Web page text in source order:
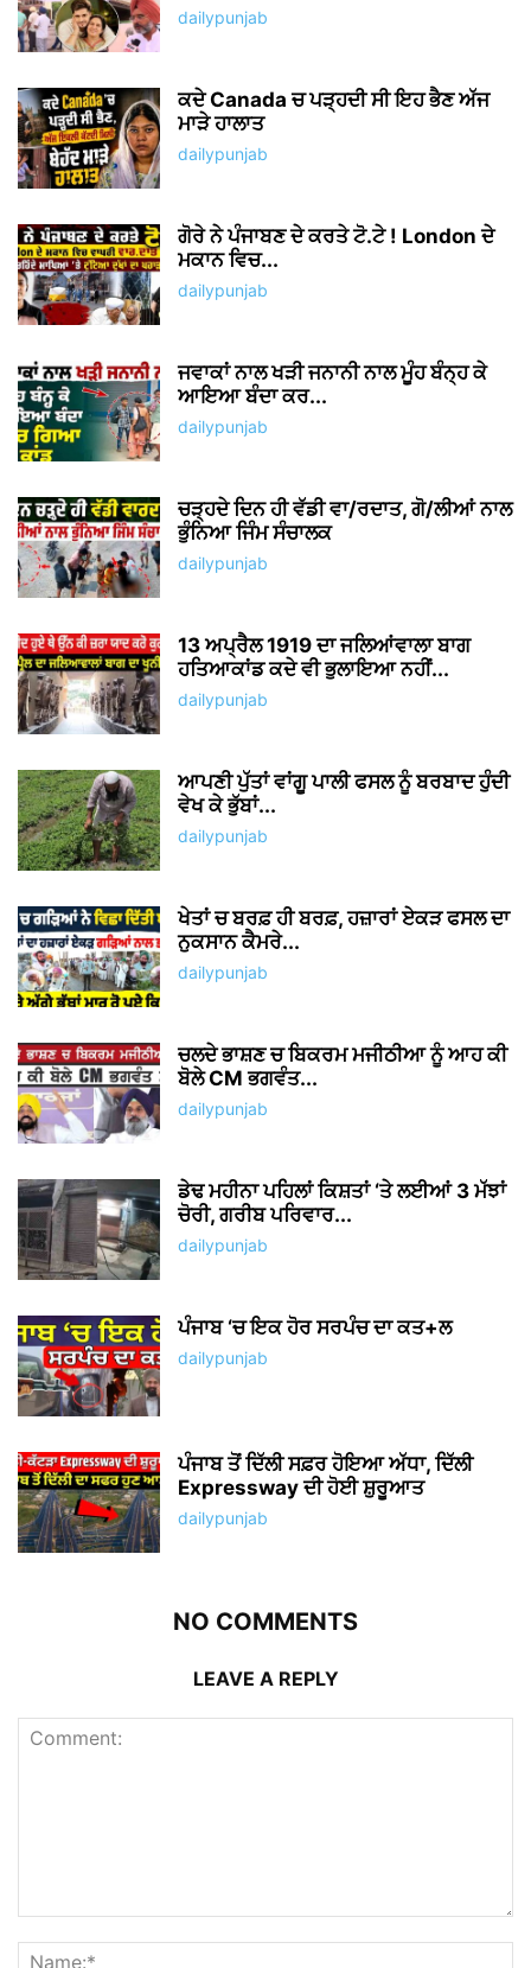
dailypunjab
ਕਦੇ Canada ਚ ਪੜ੍ਹਦੀ ਸੀ ਇਹ ਭੈਣ ਅੱਜ
ਮਾੜੇ ਹਾਲਾਤ
dailypunjab
ਗੋਰੇ ਨੇ ਪੰਜਾਬਣ ਦੇ ਕਰਤੇ ਟੋ.ਟੇ ! London ਦੇ
ਮਕਾਨ ਵਿਚ...
dailypunjab
ਜਵਾਕਾਂ ਨਾਲ ਖੜੀ ਜਨਾਨੀ ਨਾਲ ਮੂੰਹ ਬੰਨ੍ਹ ਕੇ
ਆਇਆ ਬੰਦਾ ਕਰ...
dailypunjab
ਚੜ੍ਹਦੇ ਦਿਨ ਹੀ ਵੱਡੀ ਵਾ/ਰਦਾਤ, ਗੋ/ਲੀਆਂ ਨਾਲ
ਭੁੰਨਿਆ ਜਿੰਮ ਸੰਚਾਲਕ
dailypunjab
13 ਅਪ੍ਰੈਲ 1919 ਦਾ ਜਲਿਆਂਵਾਲਾ ਬਾਗ
ਹਤਿਆਕਾਂਡ ਕਦੇ ਵੀ ਭੁਲਾਇਆ ਨਹੀਂ...
dailypunjab
ਆਪਣੀ ਪੁੱਤਾਂ ਵਾਂਗੂ ਪਾਲੀ ਫਸਲ ਨੂੰ ਬਰਬਾਦ ਹੁੰਦੀ
ਵੇਖ ਕੇ ਭੁੱਬਾਂ...
dailypunjab
ਖੇਤਾਂ ਚ ਬਰਫ਼ ਹੀ ਬਰਫ਼, ਹਜ਼ਾਰਾਂ ਏਕੜ ਫਸਲ ਦਾ
ਨੁਕਸਾਨ ਕੈਮਰੇ...
dailypunjab
ਚਲਦੇ ਭਾਸ਼ਣ ਚ ਬਿਕਰਮ ਮਜੀਠੀਆ ਨੂੰ ਆਹ ਕੀ
ਬੋਲੇ CM ਭਗਵੰਤ...
dailypunjab
ਡੇਢ ਮਹੀਨਾ ਪਹਿਲਾਂ ਕਿਸ਼ਤਾਂ ‘ਤੇ ਲਈਆਂ 3 ਮੱਝਾਂ
ਚੋਰੀ, ਗਰੀਬ ਪਰਿਵਾਰ...
dailypunjab
ਪੰਜਾਬ ‘ਚ ਇਕ ਹੋਰ ਸਰਪੰਚ ਦਾ ਕਤ+ਲ
dailypunjab
ਪੰਜਾਬ ਤੋਂ ਦਿੱਲੀ ਸਫ਼ਰ ਹੋਇਆ ਅੱਧਾ, ਦਿੱਲੀ
Expressway ਦੀ ਹੋਈ ਸ਼ੁਰੂਆਤ
dailypunjab
NO COMMENTS
LEAVE A REPLY